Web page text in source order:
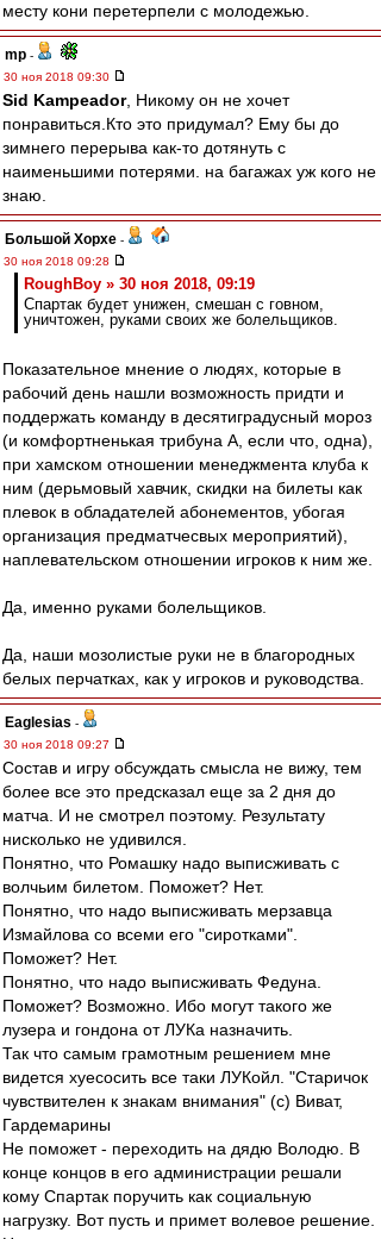
месту кони перетерпели с молодежью.
mp -
30 ноя 2018 09:30
Sid Kampeador, Никому он не хочет
понравиться.Кто это придумал? Ему бы до
зимнего перерыва как-то дотянуть с
наименьшими потерями. на багажах уж кого не
знаю.
Большой Хорхе -
30 ноя 2018 09:28
RoughBoy » 30 ноя 2018, 09:19
Спартак будет унижен, смешан с говном,
уничтожен, руками своих же болельщиков.
Показательное мнение о людях, которые в
рабочий день нашли возможность придти и
поддержать команду в десятиградусный мороз
(и комфортненькая трибуна А, если что, одна),
при хамском отношении менеджмента клуба к
ним (дерьмовый хавчик, скидки на билеты как
плевок в обладателей абонементов, убогая
организация предматчесвых мероприятий),
наплевательском отношении игроков к ним же.
Да, именно руками болельщиков.
Да, наши мозолистые руки не в благородных
белых перчатках, как у игроков и руководства.
Eaglesias -
30 ноя 2018 09:27
Состав и игру обсуждать смысла не вижу, тем
более все это предсказал еще за 2 дня до
матча. И не смотрел поэтому. Результату
нисколько не удивился.
Понятно, что Ромашку надо выписживать с
волчьим билетом. Поможет? Нет.
Понятно, что надо выписживать мерзавца
Измайлова со всеми его "сиротками".
Поможет? Нет.
Понятно, что надо выписживать Федуна.
Поможет? Возможно. Ибо могут такого же
лузера и гондона от ЛУКа назначить.
Так что самым грамотным решением мне
видется хуесосить все таки ЛУКойл. "Старичок
чувствителен к знакам внимания" (с) Виват,
Гардемарины
Не поможет - переходить на дядю Володю. В
конце концов в его администрации решали
кому Спартак поручить как социальную
нагрузку. Вот пусть и примет волевое решение.